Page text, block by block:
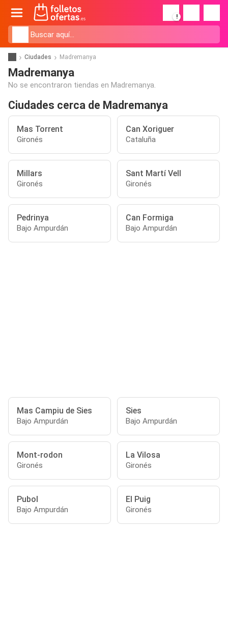
!
Ciudades Madremanya
Madremanya
No se encontraron tiendas en Madremanya.
Ciudades cerca de Madremanya
Mas Torrent
Gironés
Can Xoriguer
Cataluña
Millars
Gironés
Sant Martí Vell
Gironés
Pedrinya
Bajo Ampurdán
Can Formiga
Bajo Ampurdán
Mas Campiu de Sies
Bajo Ampurdán
Sies
Bajo Ampurdán
Mont-rodon
Gironés
La Vilosa
Gironés
Pubol
Bajo Ampurdán
El Puig
Gironés